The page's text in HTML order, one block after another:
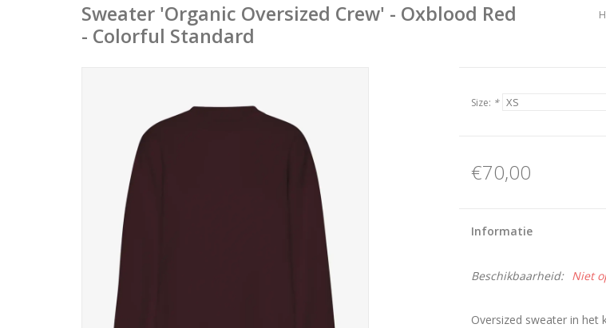
Sweater 'Organic Oversized Crew' - Oxblood Red
- Colorful Standard
Size: *
€70,00
Informatie
Beschikbaarheid: Niet
Oversized sweater in het